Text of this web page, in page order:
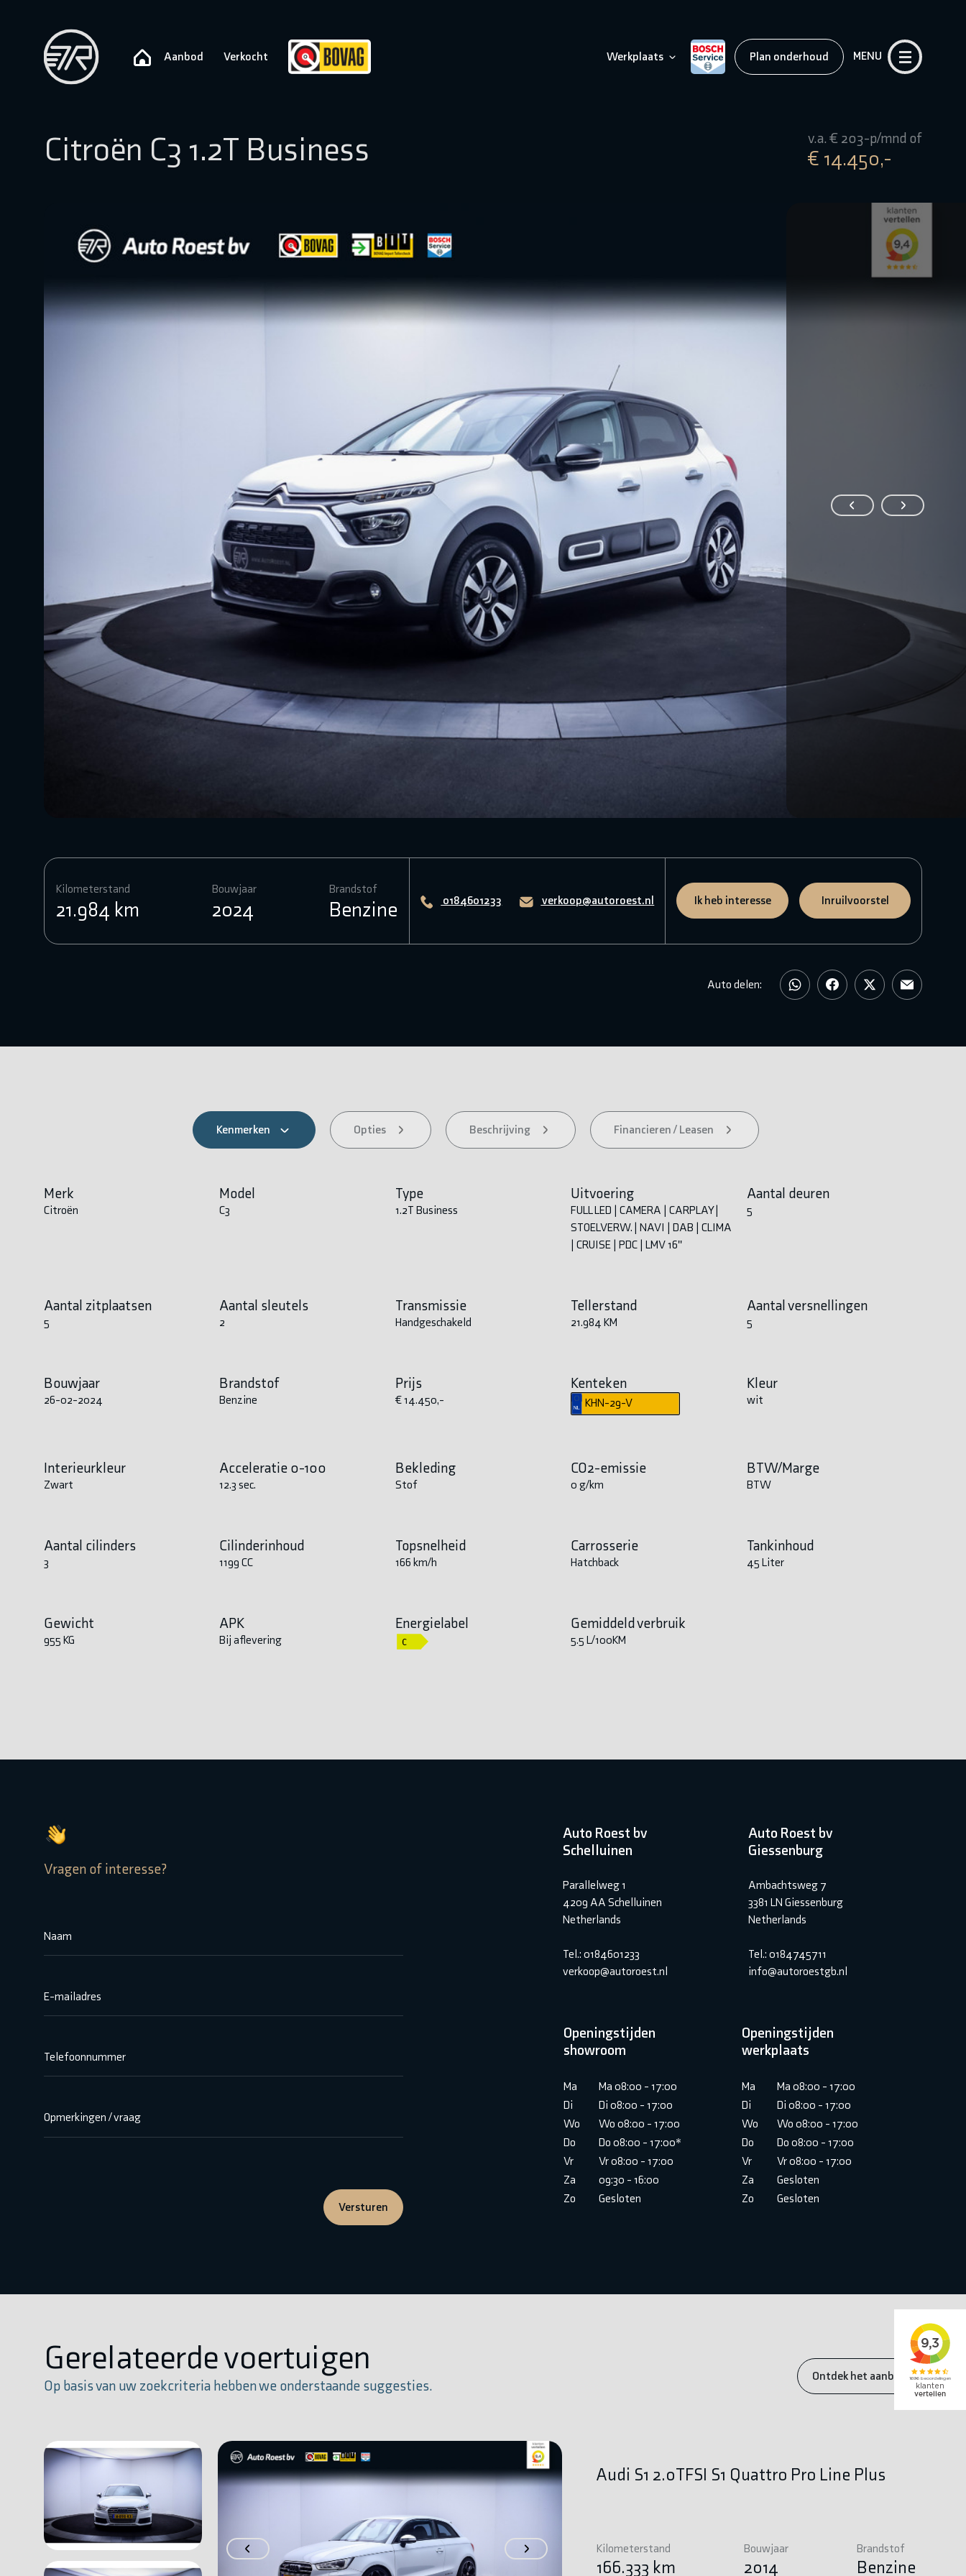
Aanbod Verkocht Werkplaats Plan onderhoud MENU
Citroën C3 1.2T Business v.a. € 203-p/mnd of
€ 14.450,-
Kilometerstand
21.984 km
Bouwjaar
2024
Brandstof
Benzine 0184601233 verkoop@autoroest.nl Ik heb interesse Inruilvoorstel
Auto delen:
Kenmerken Opties Beschrijving Financieren / Leasen
Merk
Citroën
Model
C3
Type
1.2T Business
Uitvoering
FULL LED | CAMERA | CARPLAY |
STOELVERW. | NAVI | DAB | CLIMA
| CRUISE | PDC | LMV 16''
Aantal deuren
5
Aantal zitplaatsen
5
Aantal sleutels
2
Transmissie
Handgeschakeld
Tellerstand
21.984 KM
Aantal versnellingen
5
Bouwjaar
26-02-2024
Brandstof
Benzine
Prijs
€ 14.450,-
Kenteken
KHN-29-V
Kleur
wit
Interieurkleur
Zwart
Acceleratie 0-100
12.3 sec.
Bekleding
Stof
CO2-emissie
0 g/km
BTW/Marge
BTW
Aantal cilinders
3
Cilinderinhoud
1199 CC
Topsnelheid
166 km/h
Carrosserie
Hatchback
Tankinhoud
45 Liter
Gewicht
955 KG
APK
Bij aflevering
Energielabel Gemiddeld verbruik
5.5 L/100KM
Vragen of interesse?
Naam
E-mailadres
Telefoonnummer
Opmerkingen / vraag
Versturen
Auto Roest bv
Schelluinen
Parallelweg 1
4209 AA Schelluinen
Netherlands
Tel.: 0184601233
verkoop@autoroest.nl
Auto Roest bv
Giessenburg
Ambachtsweg 7
3381 LN Giessenburg
Netherlands
Tel.: 0184745711
info@autoroestgb.nl
Openingstijden
showroom
Ma
Ma 08:00 - 17:00
Di
Di 08:00 - 17:00
Wo
Wo 08:00 - 17:00
Do
Do 08:00 - 17:00*
Vr
Vr 08:00 - 17:00
Za
09:30 - 16:00
Zo
Gesloten
Openingstijden
werkplaats
Ma
Ma 08:00 - 17:00
Di
Di 08:00 - 17:00
Wo
Wo 08:00 - 17:00
Do
Do 08:00 - 17:00
Vr
Vr 08:00 - 17:00
Za
Gesloten
Zo
Gesloten
Gerelateerde voertuigen
Op basis van uw zoekcriteria hebben we onderstaande suggesties.
Ontdek het aanbod
Audi S1 2.0TFSI S1 Quattro Pro Line Plus
Kilometerstand
166.333 km
Bouwjaar
2014
Brandstof
Benzine